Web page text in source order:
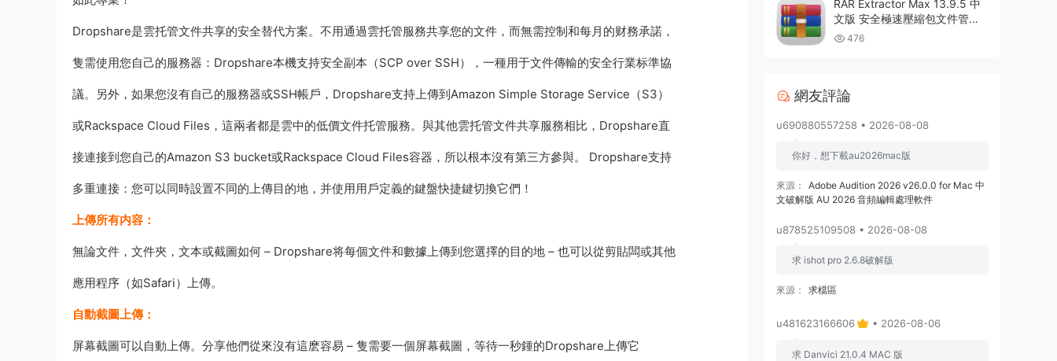
Dropshare是雲托管文件共享的安全替代方案。不用通過雲托管服務共享您的文件，而無需控制和每月的财務承諾，
隻需使用您自己的服務器：Dropshare本機支持安全副本（SCP over SSH），一種用于文件傳輸的安全行業标準協
議。另外，如果您沒有自己的服務器或SSH帳戶，Dropshare支持上傳到Amazon Simple Storage Service（S3）
或Rackspace Cloud Files，這兩者都是雲中的低價文件托管服務。與其他雲托管文件共享服務相比，Dropshare直
接連接到您自己的Amazon S3 bucket或Rackspace Cloud Files容器，所以根本沒有第三方參與。 Dropshare支持
多重連接：您可以同時設置不同的上傳目的地，并使用用戶定義的鍵盤快捷鍵切換它們！
上傳所有内容：
無論文件，文件夾，文本或截圖如何 – Dropshare将每個文件和數據上傳到您選擇的目的地 – 也可以從剪貼闆或其他
應用程序（如Safari）上傳。
自動截圖上傳：
屏幕截圖可以自動上傳。分享他們從來沒有這麽容易 – 隻需要一個屏幕截圖，等待一秒鍾的Dropshare上傳它
RAR Extractor Max 13.9.5 中
文版 安全極速壓縮包文件管理
器 476
網友評論
u690880557258 • 2026-08-08
你好，想下載au2026mac版
來源：
Adobe Audition 2026 v26.0.0 for Mac 中
文破解版 AU 2026 音頻編輯處理軟件
u878525109508 • 2026-08-08
求 ishot pro 2.6.8破解版
來源： 求檔區
u481623166606 • 2026-08-06
求 Danvici 21.0.4 MAC 版